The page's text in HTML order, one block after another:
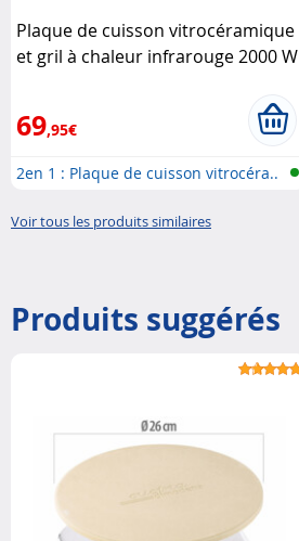
Plaque de cuisson vitrocéramique
et gril à chaleur infrarouge 2000 W
69,95€
2en 1 : Plaque de cuisson vitrocéra..
Voir tous les produits similaires
Produits suggérés